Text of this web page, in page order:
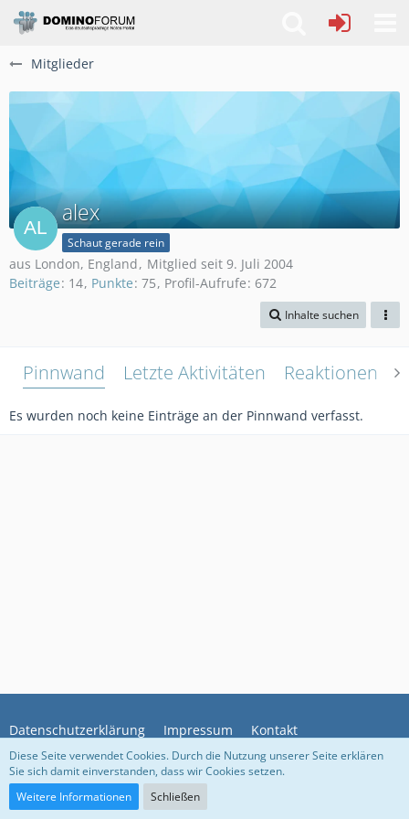
Mitglieder
alex
Schaut gerade rein
aus London, England
Mitglied seit 9. Juli 2004
Beiträge 14 Punkte 75 Profil-Aufrufe 672
Inhalte suchen
Pinnwand Letzte Aktivitäten Reaktionen
Es wurden noch keine Einträge an der Pinnwand verfasst.
Datenschutzerklärung Impressum Kontakt
Community-Software:
Diese Seite verwendet Cookies. Durch die Nutzung unserer Seite erklären
Sie sich damit einverstanden, dass wir Cookies setzen.
Weitere Informationen
Schließen